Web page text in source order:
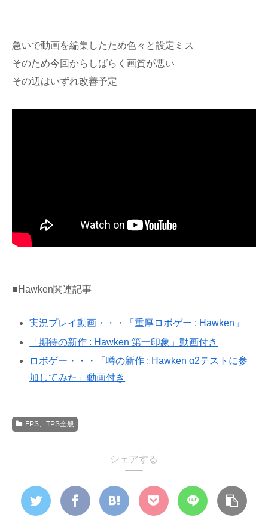
急いで動画を編集したため色々と設定ミス
そのため今回からしばらく画質が悪い
その辺はいずれ改善予定
■Hawken関連記事
実況プレイ動画・・・「重厚ロボゲー : Hawken」
「期待の新作 : Hawken 第一印象」動画付き
ロボゲー・・・「噂の新作 : Hawken α2テストに参
加してみた」動画付き
FPS、TPS全般
シェアする